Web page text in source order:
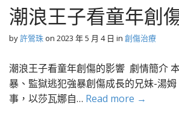
潮浪王子看童年創
by許鶯珠on 2023 年 5 月 4 日 in 創傷治療
潮浪王子看童年創傷的影響 劇情簡介
暴、監獄逃犯強暴創傷成長的兄妹-湯
事，以莎瓦娜自… Read more →